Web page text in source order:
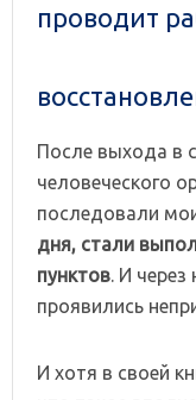
проводит
После выхода в
человеческого
последовали
дня, стали
пунктов. И через
проявились
И хотя в своей